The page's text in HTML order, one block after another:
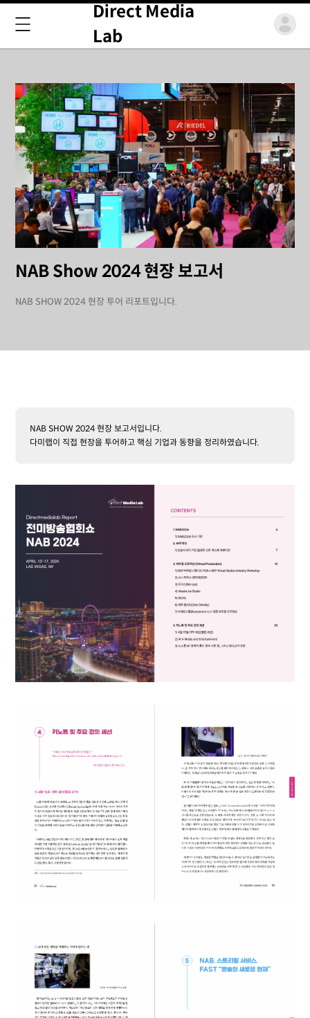
Direct Media
Lab
NAB Show 2024 현장 보고서
NAB SHOW 2024 현장 투어 리포트입니다.
NAB SHOW 2024 현장 보고서입니다.
다미랩이 직접 현장을 투어하고 핵심 기업과 동향을 정리하였습니다.